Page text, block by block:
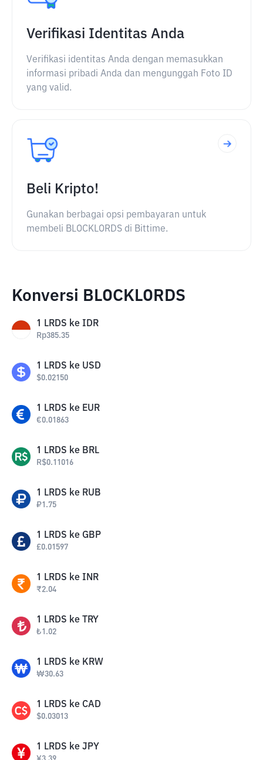
Verifikasi Identitas Anda
Verifikasi identitas Anda dengan memasukkan
informasi pribadi Anda dan mengunggah Foto ID
yang valid.
Beli Kripto!
Gunakan berbagai opsi pembayaran untuk
membeli BLOCKLORDS di Bittime.
Konversi BLOCKLORDS
1 LRDS ke IDR
Rp385.35
1 LRDS ke USD
$0.02150
1 LRDS ke EUR
€0.01863
1 LRDS ke BRL
R$0.11016
1 LRDS ke RUB
₽1.75
1 LRDS ke GBP
£0.01597
1 LRDS ke INR
₹2.04
1 LRDS ke TRY
₺1.02
1 LRDS ke KRW
₩30.63
1 LRDS ke CAD
$0.03013
1 LRDS ke JPY